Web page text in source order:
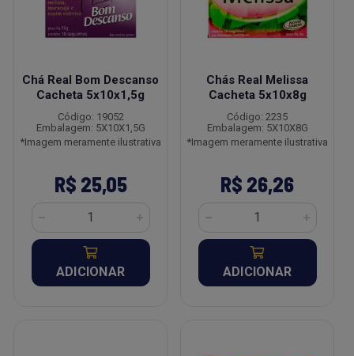
Chá Real Bom Descanso
Cacheta 5x10x1,5g
Código: 19052
Embalagem: 5X10X1,5G
*Imagem meramente ilustrativa
R$ 25,05
ADICIONAR
Chás Real Melissa
Cacheta 5x10x8g
Código: 2235
Embalagem: 5X10X8G
*Imagem meramente ilustrativa
R$ 26,26
ADICIONAR